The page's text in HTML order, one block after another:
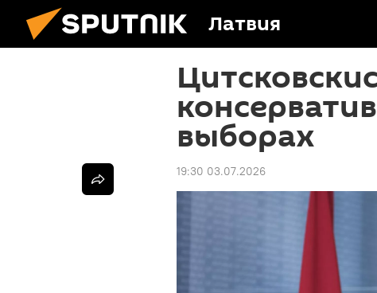
Латвия
выборах
19:30 03.07.2026